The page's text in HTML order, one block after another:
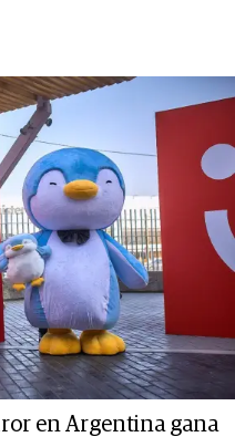
en Argentina gana